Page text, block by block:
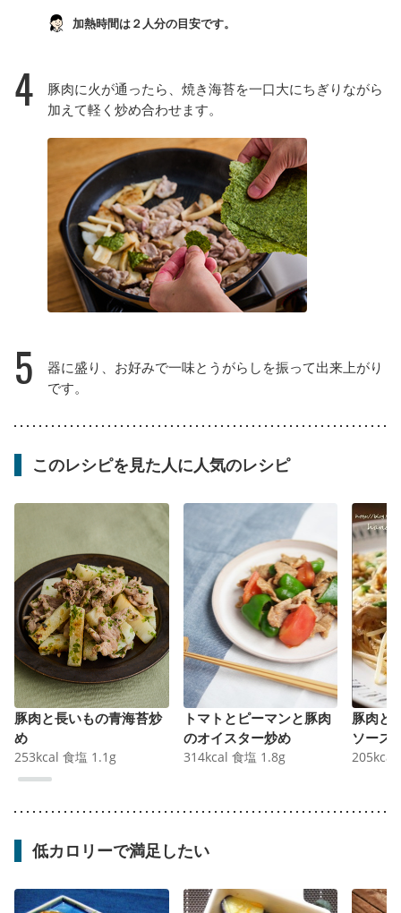
加熱時間は２人分の目安です。
4
豚肉に火が通ったら、焼き海苔を一口大にちぎりながら
加えて軽く炒め合わせます。
5
器に盛り、お好みで一味とうがらしを振って出来上がり
です。
このレシピを見た人に人気のレシピ
豚肉と長いもの青海苔炒
め
253kcal 食塩 1.1 g
トマトとピーマンと豚肉
のオイスター炒め
314kcal 食塩 1.8g
豚肉と
ソース
205kcal
低カロリーで満足したい